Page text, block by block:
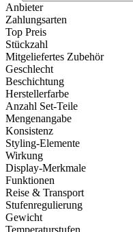
Anbieter
Zahlungsarten
Top Preis
Stückzahl
Mitgeliefertes Zubehör
Geschlecht
Beschichtung
Herstellerfarbe
Anzahl Set-Teile
Mengenangabe
Konsistenz
Styling-Elemente
Wirkung
Display-Merkmale
Funktionen
Reise & Transport
Stufenregulierung
Gewicht
Temperaturstufen